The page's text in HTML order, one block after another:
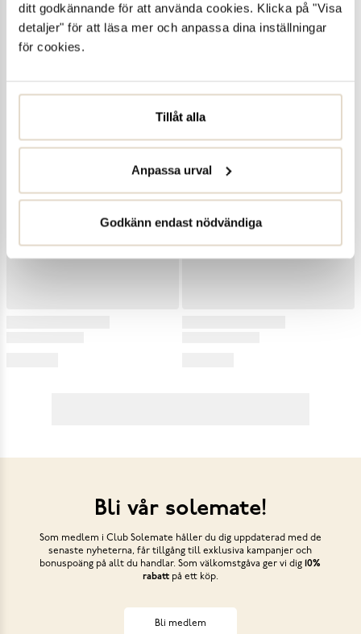
ditt godkännande för att använda cookies. Klicka på "Visa
detaljer" för att läsa mer och anpassa dina inställningar
för cookies.
Tillåt alla
Anpassa urval
Godkänn endast nödvändiga
Bli vår solemate!
Som medlem i Club Solemate håller du dig uppdaterad med de
senaste nyheterna, får tillgång till exklusiva kampanjer och
bonuspoäng på allt du handlar. Som välkomstgåva ger vi dig 10%
rabattpå ett köp.
Bli medlem